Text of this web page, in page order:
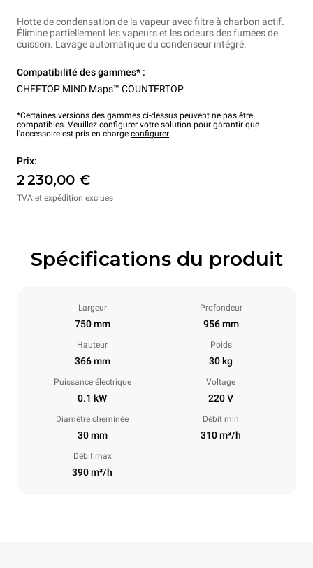
Hotte de condensation de la vapeur avec filtre à charbon actif.
Élimine partiellement les vapeurs et les odeurs des fumées de
cuisson. Lavage automatique du condenseur intégré.
Compatibilité des gammes* :
CHEFTOP MIND.Maps™ COUNTERTOP
*Certaines versions des gammes ci-dessus peuvent ne pas être
compatibles. Veuillez configurer votre solution pour garantir que
l'accessoire est pris en charge.configurer
Prix:
2 230,00 €
TVA et expédition exclues
Spécifications du produit
Largeur
750 mm
Profondeur
956 mm
Hauteur
366 mm
Poids
30 kg
Puissance électrique
0.1 kW
Voltage
220 V
Diamètre cheminée
30 mm
Débit min
310 m³/h
Débit max
390 m³/h